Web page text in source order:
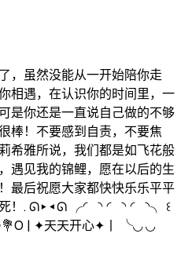
，虽然没能从一开始陪你走
相遇，在认识你的时间里，一
是你还是一直说自己做的不够
棒！不要感到自责，不要焦
希雅所说，我们都是如飞花般
遇见我的锦鲤，愿在以后的生
最后祝愿大家都快快乐乐平平
死！. ᘏ▸◂ᘏ ╭◜◝ ◜◝ ◜◝╮ ꒰
💐O | ✦天天开心✦丨 ╰◟◞ ◟◞